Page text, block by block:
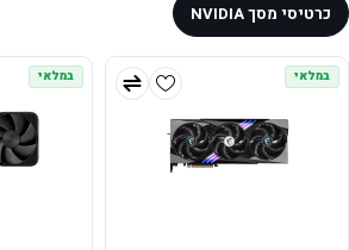
כרטיסי מסך NVIDIA
במלאי במלאי